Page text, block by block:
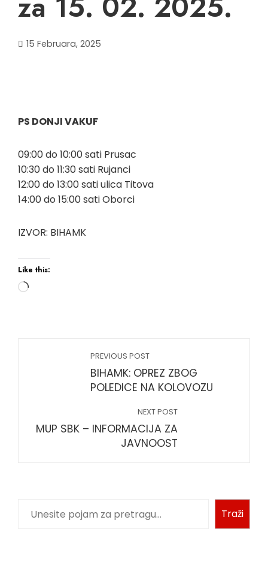
15 Februara, 2025
PS DONJI VAKUF
09:00 do 10:00 sati Prusac
10:30 do 11:30 sati Rujanci
12:00 do 13:00 sati ulica Titova
14:00 do 15:00 sati Oborci
IZVOR: BIHAMK
Like this:
PREVIOUS POST
BIHAMK: OPREZ ZBOG
POLEDICE NA KOLOVOZU
NEXT POST
MUP SBK – INFORMACIJA ZA
JAVNOOST
Traži